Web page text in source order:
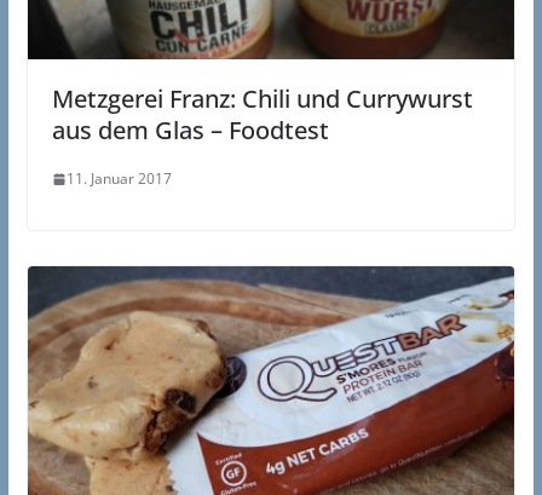
Metzgerei Franz: Chili und Currywurst
aus dem Glas – Foodtest
11. Januar 2017